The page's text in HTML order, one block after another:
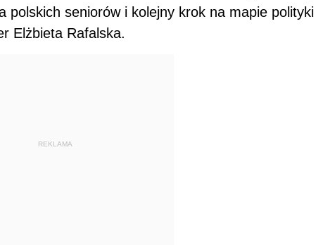
polskich seniorów i kolejny krok na mapie polityki
Elżbieta Rafalska.
REKLAMA